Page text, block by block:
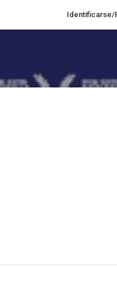
Identificarse/